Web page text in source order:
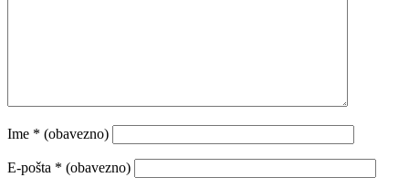
Ime * (obavezno)
E-pošta * (obavezno)